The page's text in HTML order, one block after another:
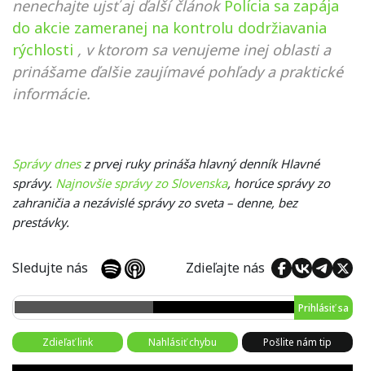
nenechajte ujsť aj ďalší článok Polícia sa zapája
do akcie zameranej na kontrolu dodržiavania
rýchlosti , v ktorom sa venujeme inej oblasti a
prinášame ďalšie zaujímavé pohľady a praktické
informácie.
Správy dnesz prvej ruky prináša hlavný denník Hlavné
správy. Najnovšie správy zo Slovenska, horúce správy zo
zahraničia a nezávislé správy zo sveta – denne, bez
prestávky.
Sledujte nás Zdieľajte nás
Prihlásiť sa
Zdieľať link Nahlásiť chybu Pošlite nám tip